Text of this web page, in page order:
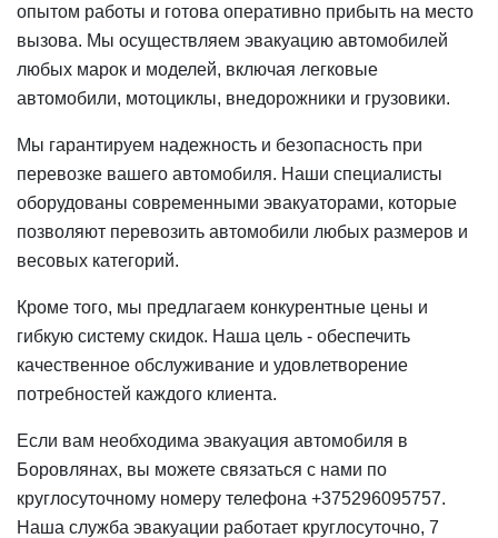
опытом работы и готова оперативно прибыть на место
вызова. Мы осуществляем эвакуацию автомобилей
любых марок и моделей, включая легковые
автомобили, мотоциклы, внедорожники и грузовики.
Мы гарантируем надежность и безопасность при
перевозке вашего автомобиля. Наши специалисты
оборудованы современными эвакуаторами, которые
позволяют перевозить автомобили любых размеров и
весовых категорий.
Кроме того, мы предлагаем конкурентные цены и
гибкую систему скидок. Наша цель - обеспечить
качественное обслуживание и удовлетворение
потребностей каждого клиента.
Если вам необходима эвакуация автомобиля в
Боровлянах, вы можете связаться с нами по
круглосуточному номеру телефона +375296095757.
Наша служба эвакуации работает круглосуточно, 7